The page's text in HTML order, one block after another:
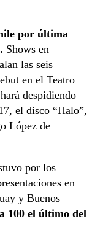
por última
Shows en
las seis
en el Teatro
despidiendo
el disco “Halo”,
López de
por los
en
y Buenos
100 el último del